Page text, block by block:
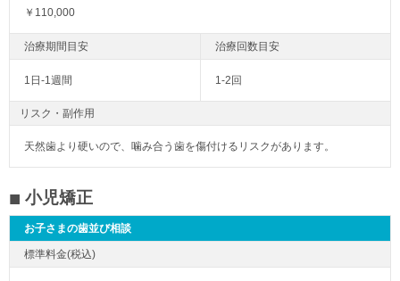
￥110,000
1日-1週間 1-2回
リスク・副作用
天然歯より硬いので、噛み合う歯を傷付けるリスクがあります。
小児矯正
お子さまの歯並び相談